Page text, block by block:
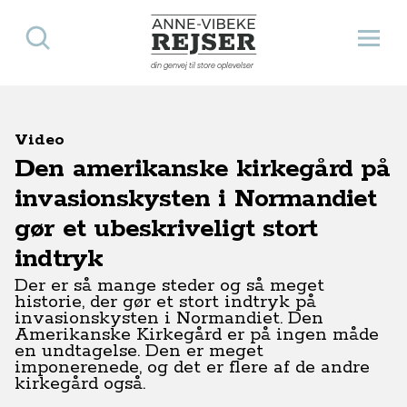
Anne-Vibeke Rejser
din genvej til store oplevelser
Åbn
Søg
Video
Den amerikanske kirkegård på
invasionskysten i Normandiet
gør et ubeskriveligt stort
indtryk
Der er så mange steder og så meget
historie, der gør et stort indtryk på
invasionskysten i Normandiet. Den
Amerikanske Kirkegård er på ingen måde
en undtagelse. Den er meget
imponerenede, og det er flere af de andre
kirkegård også.